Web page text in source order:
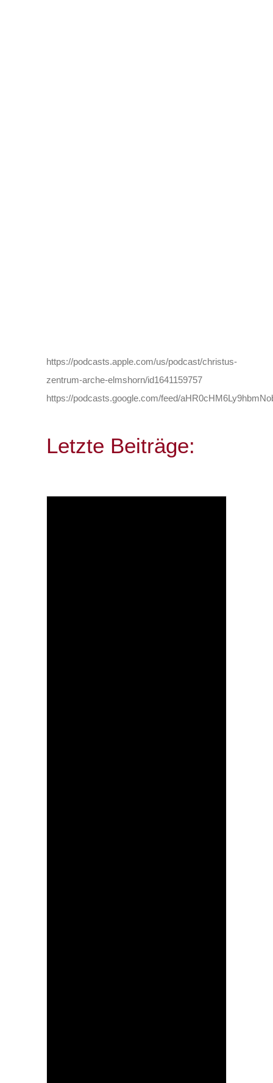
https://podcasts.apple.com/us/podcast/christus-
zentrum-arche-elmshorn/id1641159757
https://podcasts.google.com/feed/
Letzte Beiträge: